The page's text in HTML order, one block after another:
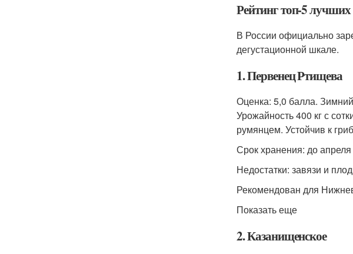
Рейтинг топ-5
В России официально
дегустационной шкале.
1. Первенец Ртищева
Оценка: 5,0 балла.
Урожайность 400 кг с
румянцем. Устойчив к
Срок хранения: до
Недостатки: завязи и
Рекомендован для
Показать еще
2. Казанищенское